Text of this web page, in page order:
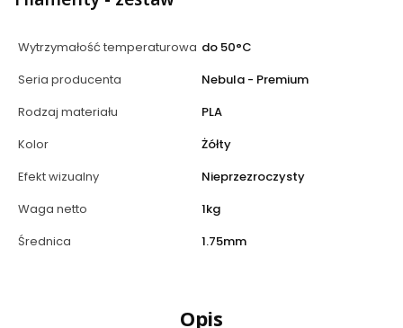
Wytrzymałość temperaturowa do 50°C
Seria producenta
Nebula - Premium
Rodzaj materiału
PLA
Kolor
Żółty
Efekt wizualny
Nieprzezroczysty
Waga netto
1kg
Średnica
1.75mm
Opis